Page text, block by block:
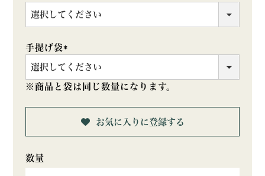
(必
須)
手提げ袋
(必
須)
※商品と袋は同じ数量になります。
お気に入りに登録する